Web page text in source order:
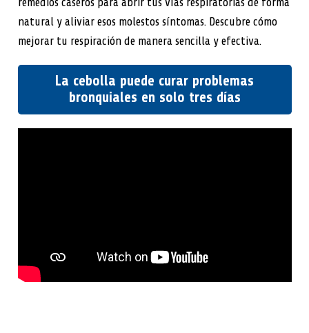
natural y aliviar esos molestos síntomas. Descubre cómo
mejorar tu respiración de manera sencilla y efectiva.
La cebolla puede curar problemas
bronquiales en solo tres días